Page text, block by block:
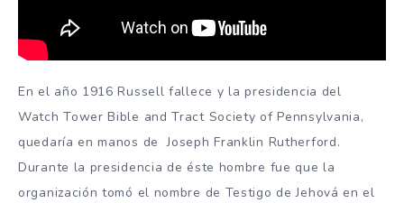
En el año 1916 Russell fallece y la presidencia del
Watch Tower Bible and Tract Society of Pennsylvania,
quedaría en manos de Joseph Franklin Rutherford.
Durante la presidencia de éste hombre fue que la
organización tomó el nombre de Testigo de Jehová en el